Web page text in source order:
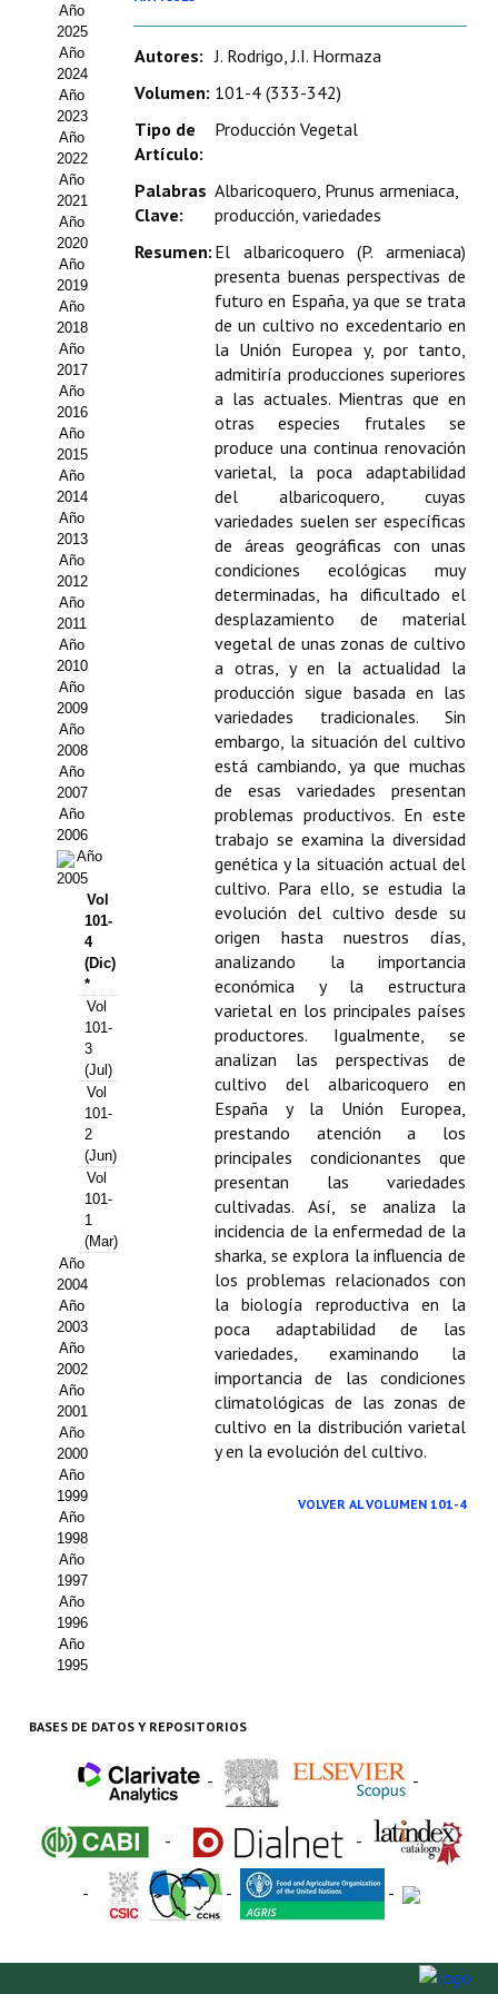
Estatutos
Hacerse socio
Noticias
Galería de Fotos
Web AIDA 2.0
REVISTA ITEA
Presentación ITEA
Equipo Editorial
Leer revista ITEA
Directrices para autores/as
Políticas Editoriales
Propuesta Volumen Especial
Sello Calidad FECYT
Premio Prensa Agraria
Buscador de Artículos
JORNADAS AIDA
Presentación Jornadas
Comunicaciones
Jornadas PAM 2026
Premio Jóvenes Investigadores
Buscador de Comunicaciones
Buscador de Comunicaciones
CONTACTO
BUSCADOR
Año
2025
Año
2024
Año
2023
Año
2022
Año
2021
Año
2020
Año
2019
Año
2018
Año
2017
Año
2016
Año
2015
Año
2014
Año
2013
Año
2012
Año
2011
Año
2010
Año
2009
Año
2008
Año
2007
Año
2006
Año
2005
Vol
101-
4
(Dic)
*
Vol
101-
3
(Jul)
Vol
101-
2
(Jun)
Vol
101-
1
(Mar)
Año
2004
Año
2003
Año
2002
Año
2001
Año
2000
Año
1999
Año
1998
Año
1997
Año
1996
Año
1995
Autores: J. Rodrigo, J.I. Hormaza
Volumen: 101-4 (333-342)
Tipo de
Artículo:
Producción Vegetal
Palabras
Clave:
Albaricoquero, Prunus armeniaca,
producción, variedades
Resumen: El albaricoquero (P. armeniaca)
presenta buenas perspectivas de
futuro en España, ya que se trata
de un cultivo no excedentario en
la Unión Europea y, por tanto,
admitiría producciones superiores
a las actuales. Mientras que en
otras especies frutales se
produce una continua renovación
varietal, la poca adaptabilidad
del albaricoquero, cuyas
variedades suelen ser específicas
de áreas geográficas con unas
condiciones ecológicas muy
determinadas, ha dificultado el
desplazamiento de material
vegetal de unas zonas de cultivo
a otras, y en la actualidad la
producción sigue basada en las
variedades tradicionales. Sin
embargo, la situación del cultivo
está cambiando, ya que muchas
de esas variedades presentan
problemas productivos. En este
trabajo se examina la diversidad
genética y la situación actual del
cultivo. Para ello, se estudia la
evolución del cultivo desde su
origen hasta nuestros días,
analizando la importancia
económica y la estructura
varietal en los principales países
productores. Igualmente, se
analizan las perspectivas de
cultivo del albaricoquero en
España y la Unión Europea,
prestando atención a los
principales condicionantes que
presentan las variedades
cultivadas. Así, se analiza la
incidencia de la enfermedad de la
sharka, se explora la influencia de
los problemas relacionados con
la biología reproductiva en la
poca adaptabilidad de las
variedades, examinando la
importancia de las condiciones
climatológicas de las zonas de
cultivo en la distribución varietal
y en la evolución del cultivo.
VOLVER AL VOLUMEN 101-4
BASES DE DATOS Y REPOSITORIOS
- -
- -
- - -